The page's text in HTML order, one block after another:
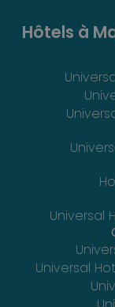
Hôtels à
Universal
Universal